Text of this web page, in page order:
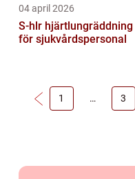
04 april 2026
S-hlr hjärtlungräddning
för sjukvårdspersonal
1 … 3